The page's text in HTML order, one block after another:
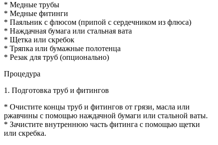
* Медные трубы
* Медные фитинги
* Паяльник с флюсом (припой с сердечником из флюса)
* Наждачная бумага или стальная вата
* Щетка или скребок
* Тряпка или бумажные полотенца
* Резак для труб (опционально)
Процедура
1. Подготовка труб и фитингов
* Очистите концы труб и фитингов от грязи, масла или
ржавчины с помощью наждачной бумаги или стальной ваты.
* Зачистите внутреннюю часть фитинга с помощью щетки
или скребка.